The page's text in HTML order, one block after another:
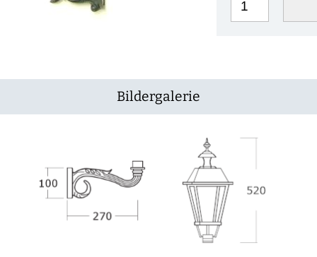
Bildergalerie